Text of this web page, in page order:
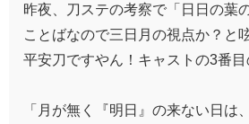
昨夜、刀ステの考察で「日日の葉
ことばなので三日月の視点か？と
平安刀ですやん！キャストの3番目
「月が無く『明日』の来ない日は